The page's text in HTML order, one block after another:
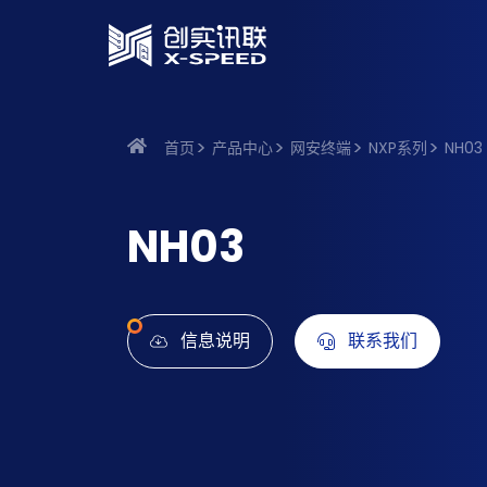
首页 产品中心 网安终端 NXP系列 NH03
NH03
信息说明 联系我们